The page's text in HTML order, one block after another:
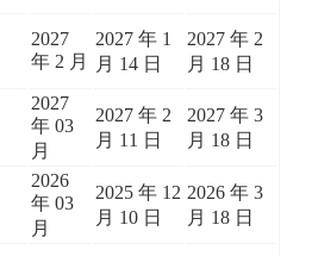
2027
年 2 月
2027 年 1
月 14 日
2027 年 2
月 18 日
2027
年 03
月
2027 年 2
月 11 日
2027 年 3
月 18 日
2026
年 03
月
2025 年 12
月 10 日
2026 年 3
月 18 日